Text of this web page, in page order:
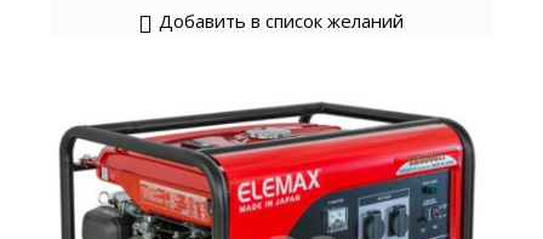
Добавить в список желаний